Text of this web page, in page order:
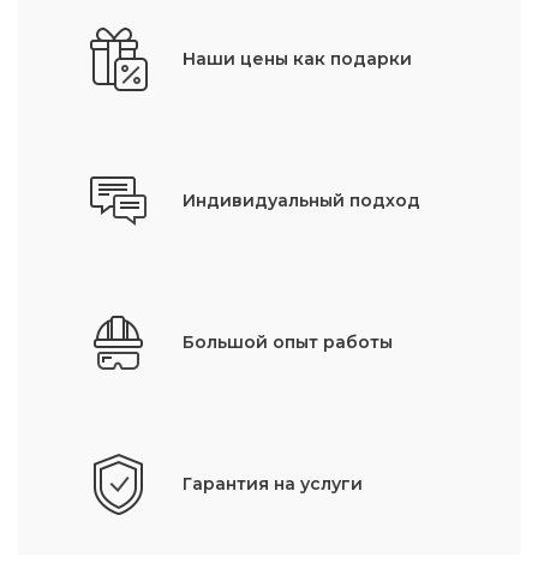
Наши цены как подарки
Индивидуальный подход
Большой опыт работы
Гарантия на услуги